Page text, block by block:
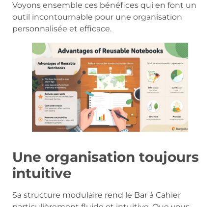
Voyons ensemble ces bénéfices qui en font un
outil incontournable pour une organisation
personnalisée et efficace.
Une organisation toujours
intuitive
Sa structure modulaire rend le Bar à Cahier